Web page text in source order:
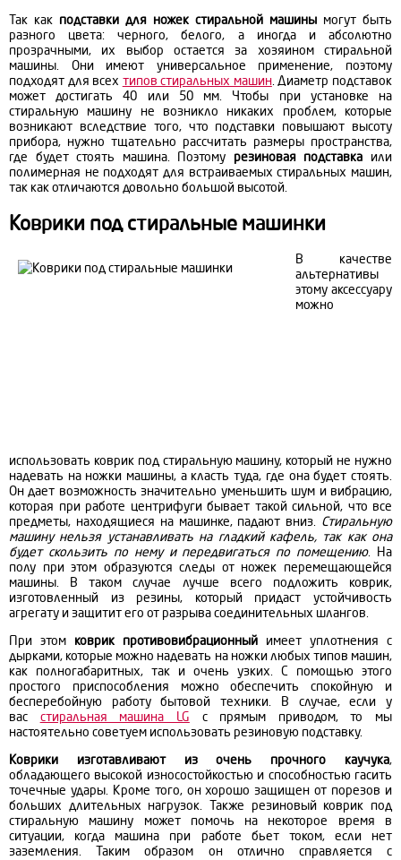
Так как подставки для ножек стиральной машины могут быть
разного цвета: черного, белого, а иногда и абсолютно
прозрачными, их выбор остается за хозяином стиральной
машины. Они имеют универсальное применение, поэтому
подходят для всех типов стиральных машин. Диаметр подставок
может достигать 40 или 50 мм. Чтобы при установке на
стиральную машину не возникло никаких проблем, которые
возникают вследствие того, что подставки повышают высоту
прибора, нужно тщательно рассчитать размеры пространства,
где будет стоять машина. Поэтому резиновая подставка или
полимерная не подходят для встраиваемых стиральных машин,
так как отличаются довольно большой высотой.
Коврики под стиральные машинки
В качестве
альтернативы
этому аксессуару
можно
использовать коврик под стиральную машину, который не нужно
надевать на ножки машины, а класть туда, где она будет стоять.
Он дает возможность значительно уменьшить шум и вибрацию,
которая при работе центрифуги бывает такой сильной, что все
предметы, находящиеся на машинке, падают вниз. Стиральную
машину нельзя устанавливать на гладкий кафель, так как она
будет скользить по нему и передвигаться по помещению. На
полу при этом образуются следы от ножек перемещающейся
машины. В таком случае лучше всего подложить коврик,
изготовленный из резины, который придаст устойчивость
агрегату и защитит его от разрыва соединительных шлангов.
При этом коврик противовибрационный имеет уплотнения с
дырками, которые можно надевать на ножки любых типов машин,
как полногабаритных, так и очень узких. С помощью этого
простого приспособления можно обеспечить спокойную и
бесперебойную работу бытовой техники. В случае, если у
вас стиральная машина LG с прямым приводом, то мы
настоятельно советуем использовать резиновую подставку.
Коврики изготавливают из очень прочного каучука,
обладающего высокой износостойкостью и способностью гасить
точечные удары. Кроме того, он хорошо защищен от порезов и
больших длительных нагрузок. Также резиновый коврик под
стиральную машину
может помочь на некоторое время в
ситуации, когда машина при работе бьет током, если нет
заземления. Таким образом он отлично справляется с